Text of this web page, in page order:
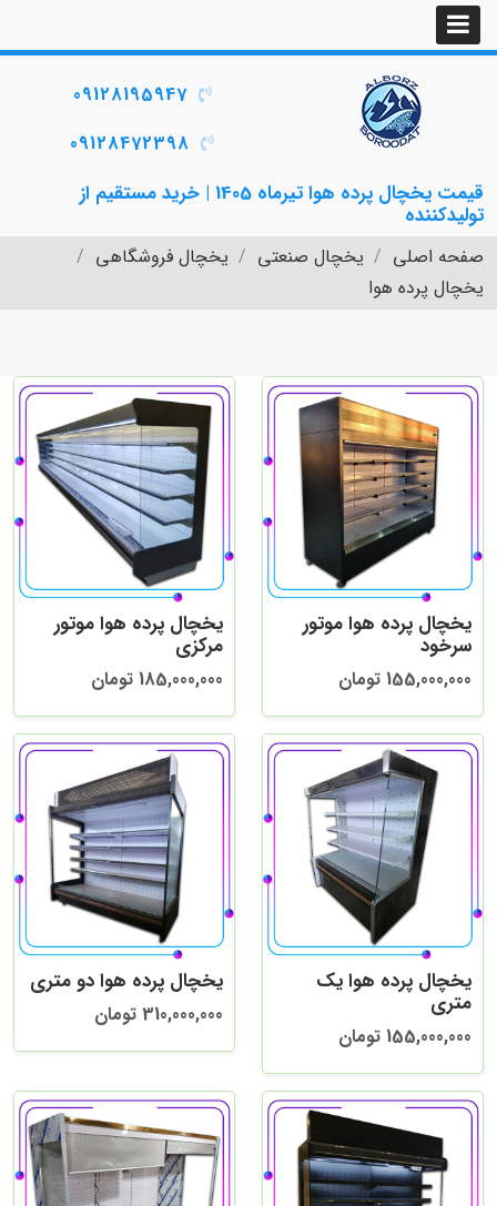
قیمت یخچال پرده هوا تیرماه 1405 | خرید مستقیم از
تولیدکننده
09128195947
09128472398
صفحه اصلی یخچال صنعتی
یخچال فروشگاهی
یخچال پرده هوا
یخچال پرده هوا موتور
سرخود
155,000,000 تومان
یخچال پرده هوا موتور
مرکزی
185,000,000 تومان
یخچال پرده هوا یک
متری
155,000,000 تومان
یخچال پرده هوا دو متری
310,000,000 تومان